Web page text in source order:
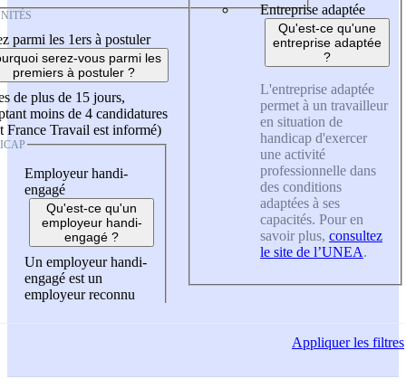
parmi les 1ers à postuler
serez-vous parmi les
premiers à postuler ?
de plus de 15 jours,
moins de 4 candidatures
France Travail est informé)
Employeur handi-
engagé
Qu'est-ce qu'un
employeur handi-
engagé ?
Un employeur handi-
engagé est un
employeur reconnu
Entreprise adaptée
Qu'est-ce qu'une
entreprise adaptée
?
L'entreprise adaptée
permet à un travailleur
en situation de
handicap d'exercer
une activité
professionnelle dans
des conditions
adaptées à ses
capacités. Pour en
savoir plus, consultez
le site de l’UNEA.
Appliquerles filtres